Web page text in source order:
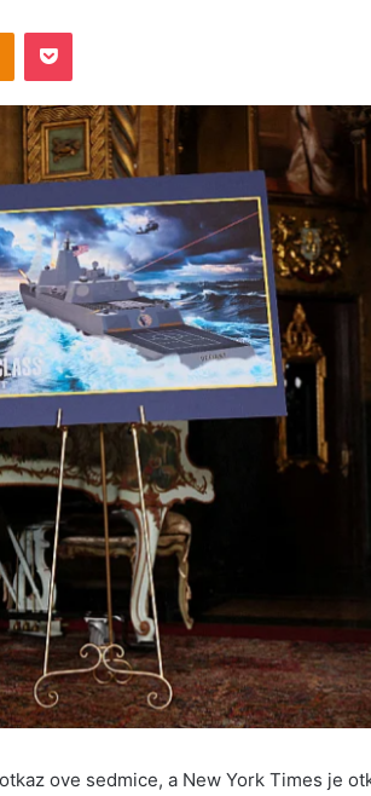
Odnoklassniki
Pocket
ove sedmice, a New York Times je